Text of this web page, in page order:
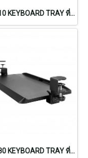
KB-3010 KEYBOARD TRAY ที่วางคีย์บอร์ดแบบปรับระดับได้
KB-4080 KEYBOARD TRAY ที่วางคีย์บอร์ดแบบหนีบโต๊ะ ขนาดเล็ก ปรับเอียงได้